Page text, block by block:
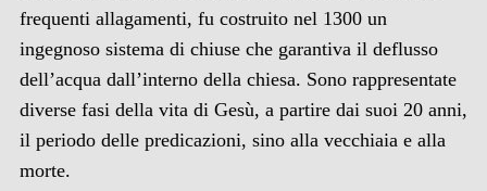
frequenti allagamenti, fu costruito nel 1300 un
ingegnoso sistema di chiuse che garantiva il deflusso
dell’acqua dall’interno della chiesa. Sono rappresentate
diverse fasi della vita di Gesù, a partire dai suoi 20 anni,
il periodo delle predicazioni, sino alla vecchiaia e alla
morte.